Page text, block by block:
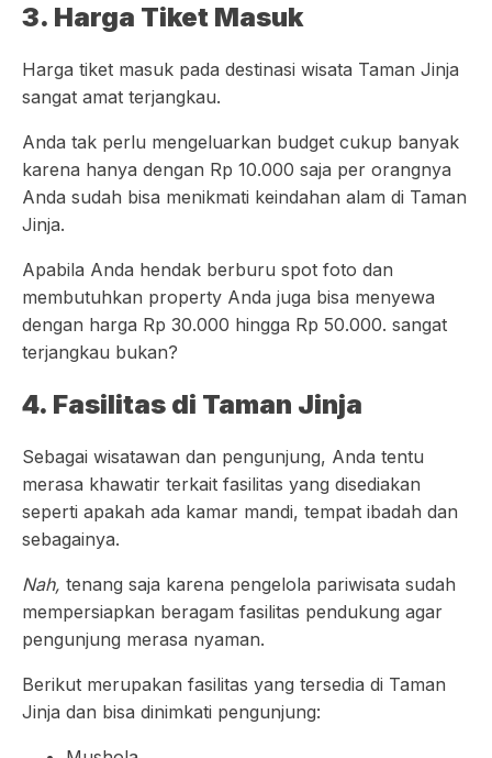
3. Harga Tiket Masuk
Harga tiket masuk pada destinasi wisata Taman Jinja
sangat amat terjangkau.
Anda tak perlu mengeluarkan budget cukup banyak
karena hanya dengan Rp 10.000 saja per orangnya
Anda sudah bisa menikmati keindahan alam di Taman
Jinja.
Apabila Anda hendak berburu spot foto dan
membutuhkan property Anda juga bisa menyewa
dengan harga Rp 30.000 hingga Rp 50.000. sangat
terjangkau bukan?
4. Fasilitas di Taman Jinja
Sebagai wisatawan dan pengunjung, Anda tentu
merasa khawatir terkait fasilitas yang disediakan
seperti apakah ada kamar mandi, tempat ibadah dan
sebagainya.
Nah, tenang saja karena pengelola pariwisata sudah
mempersiapkan beragam fasilitas pendukung agar
pengunjung merasa nyaman.
Berikut merupakan fasilitas yang tersedia di Taman
Jinja dan bisa dinimkati pengunjung: